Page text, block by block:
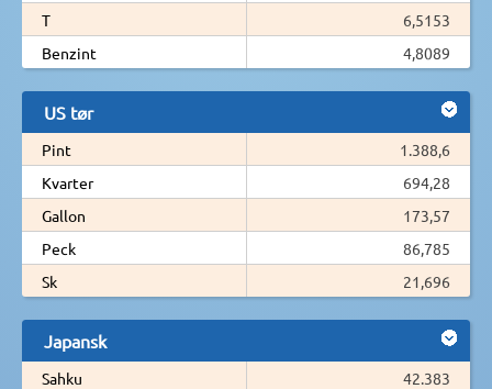
T
6,5153
Benzint
4,8089
US tør
Pint
1.388,6
Kvarter
694,28
Gallon
173,57
Peck
86,785
Sk
21,696
Japansk
Sahku
42.383